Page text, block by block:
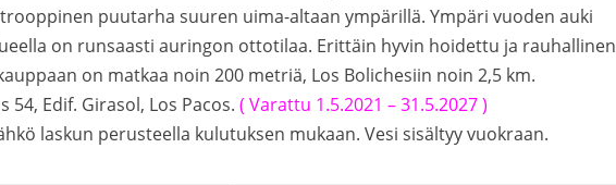
puutarha suuren uima-altaan ympärillä. Ympäri vuoden auki
on runsaasti auringon ottotilaa. Erittäin hyvin hoidettu ja rauhallinen
on matkaa noin 200 metriä, Los Bolichesiin noin 2,5 km.
54, Edif. Girasol, Los Pacos. ( Varattu 1.5.2021 – 31.5.2027 )
laskun perusteella kulutuksen mukaan. Vesi sisältyy vuokraan.